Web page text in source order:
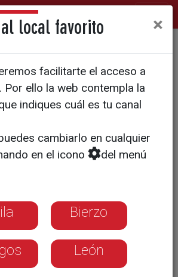
devuelve a la
de Hip Hop y el
local favorito ×
facilitarte el acceso a
ello la web contempla la
indiques cuál es tu canal
cambiarlo en cualquier
en el icono
del menú
Bierzo
León